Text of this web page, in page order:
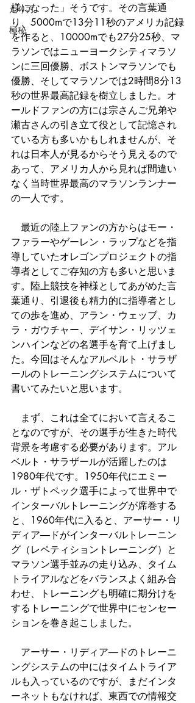
走り方
極秘
様になった」そうです。その言葉通
り、5000mで13分11秒のアメリカ記録
を作ると、10000mでも27分25秒、マ
ラソンではニューヨークシティマラソ
ンに三回優勝、ボストンマラソンでも
優勝、そしてマラソンでは2時間8分13
秒の世界最高記録を樹立しました。オ
ールドファンの方には宗さんご兄弟や
瀬古さんの引き立て役として記憶され
ている方も多いかもしれませんが、そ
れは日本人が見るからそう見えるので
あって、アメリカ人から見れば間違い
なく当時世界最高のマラソンランナー
の一人です。
最近の陸上ファンの方からはモー・
ファラーやゲーレン・ラップなどを指
導していたオレゴンプロジェクトの指
導者としてご存知の方も多いと思いま
す。陸上競技を神様としてあがめた言
葉通り、引退後も精力的に指導者とし
ての歩を進め、アラン・ウェッブ、カ
ラ・ガウチャー、デイサン・リッツェ
ンハインなどの名選手を育て上げまし
た。今回はそんなアルベルト・サラザ
ールのトレーニングシステムについて
書いてみたいと思います。
まず、これは全てにおいて言えるこ
となのですが、その選手が生きた時代
背景を考慮する必要があります。アル
ベルト・サラザールが活躍したのは
1980年代です。1950年代にエミー
ル・ザトペック選手によって世界中で
インターバルトレーニングが席巻する
と、1960年代に入ると、アーサー・リ
ディア―ドがインターバルトレーニン
グ（レペティショントレーニング）と
マラソン選手並みの走り込み、タイム
トライアルなどをバランスよく組み合
わせ、トレーニングも明確に期分けを
するトレーニングで世界中にセンセー
ションを巻き起こしました。
アーサー・リディア―ドのトレーニ
ングシステムの中にはタイムトライア
ルも入っているのですが、まだインタ
ーネットもなければ、東西での情報交